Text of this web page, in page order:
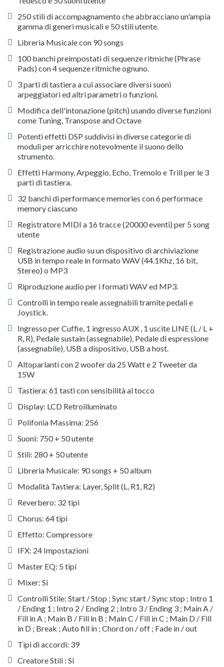
250 stili di accompagnamento che abbracciano un'ampia
gamma di generi musicali e 50 stili utente.
Libreria Musicale con 90 songs
100 banchi preimpostati di sequenze ritmiche (Phrase
Pads) con 4 sequenze ritmiche ognuno.
3 parti di tastiera a cui associare diversi suoni
arpeggiatori ed altri parametri o funzioni.
Modifica dell'intonazione (pitch) usando diverse funzioni
come Tuning, Transpose and Octave
Potenti effetti DSP suddivisi in diverse categorie di
moduli per arricchire notevolmente il suono dello
strumento.
Effetti Harmony, Arpeggio, Echo, Tremolo e Trill per le 3
parti di tastiera.
32 banchi di performance memories con 6 performace
memory ciascuno
Registratore MIDI a 16 tracce (20000 eventi) per 5 song
utente
Registrazione audio su un dispositivo di archiviazione
USB in tempo reale in formato WAV (44.1Khz, 16 bit,
Stereo) o MP3
Riproduzione audio per i formati WAV ed MP3.
Controlli in tempo reale assegnabili tramite pedali e
Joystick.
Ingresso per Cuffie, 1 ingresso AUX , 1 uscite LINE (L / L +
R, R), Pedale sustain (assegnabile), Pedale di espressione
(assegnabile), USB a dispositivo, USB a host.
Altoparlanti con 2 woofer da 25 Watt e 2 Tweeter da
15W
Tastiera: 61 tasti con sensibilità al tocco
Display: LCD Retroilluminato
Polifonia Massima: 256
Suoni: 750 + 50 utente
Stili: 280 + 50 utente
Libreria Musicale: 90 songs + 50 album
Modalità Tastiera: Layer, Split (L, R1, R2)
Reverbero: 32 tipi
Chorus: 64 tipi
Effetto: Compressore
IFX: 24 Impostazioni
Master EQ: 5 tipi
Mixer: Si
Controlli Stile: Start / Stop ; Sync start / Sync stop ; Intro 1
/ Ending 1 ; Intro 2 / Ending 2 ; Intro 3 / Ending 3 ; Main A /
Fill in A ; Main B / Fill in B ; Main C / Fill in C ; Main D / Fill
in D ; Break ; Auto fill in ; Chord on / off ; Fade in / out
Tipi di accordi: 39
Creatore Stili : Si